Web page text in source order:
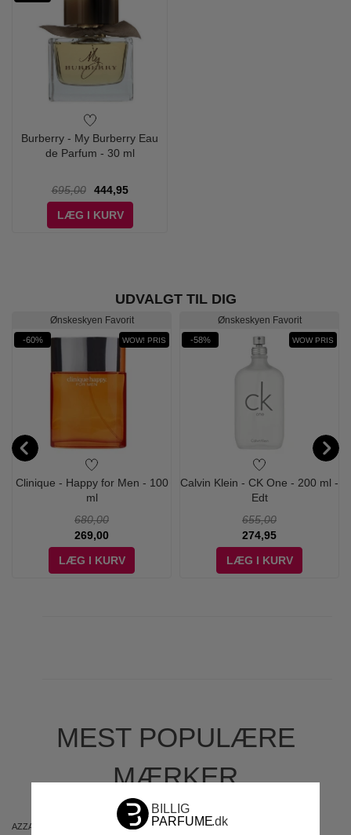
Burberry - My Burberry Eau
de Parfum - 30 ml
695,00
444,95
LÆG I KURV
UDVALGT TIL DIG
Ønskeskyen Favorit
-60% WOW! PRIS
Clinique - Happy for Men - 100
ml
680,00
269,00
LÆG I KURV
Ønskeskyen Favorit
-58% WOW PRIS
Calvin Klein - CK One - 200 ml -
Edt
655,00
274,95
LÆG I KURV
MEST POPULÆRE
MÆRKER
AZZARO ARIANA GRANDE